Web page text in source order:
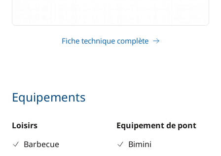
Fiche technique complète
Equipements
Loisirs
Barbecue
Equipement de pont
Bimini